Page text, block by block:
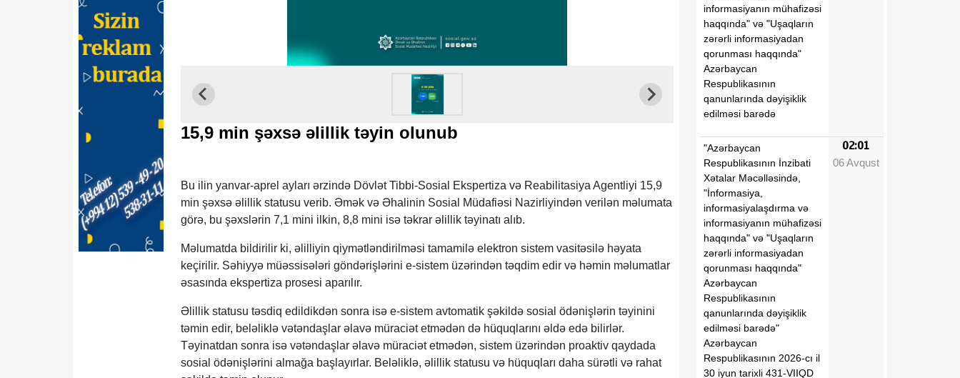
15,9 min şəxsə əlillik təyin olunub
Bu ilin yanvar-aprel ayları ərzində Dövlət Tibbi-Sosial Ekspertiza və Reabilitasiya Agentliyi 15,9
min şəxsə əlillik statusu verib. Əmək və Əhalinin Sosial Müdafiəsi Nazirliyindən verilən məlumata
görə, bu şəxslərin 7,1 mini ilkin, 8,8 mini isə təkrar əlillik təyinatı alıb.
Məlumatda bildirilir ki, əlilliyin qiymətləndirilməsi tamamilə elektron sistem vasitəsilə həyata
keçirilir. Səhiyyə müəssisələri göndərişlərini e-sistem üzərindən təqdim edir və həmin məlumatlar
əsasında ekspertiza prosesi aparılır.
Əlillik statusu təsdiq edildikdən sonra isə e-sistem avtomatik şəkildə sosial ödənişlərin təyinini
təmin edir, beləliklə vətəndaşlar əlavə müraciət etmədən də hüquqlarını əldə edə bilirlər.
Təyinatdan sonra isə vətəndaşlar əlavə müraciət etmədən, sistem üzərindən proaktiv qaydada
sosial ödənişlərini almağa başlayırlar. Beləliklə, əlillik statusu və hüquqları daha sürətli və rahat
informasiyanın mühafizəsi
haqqında" və "Uşaqların
zərərli informasiyadan
qorunması haqqında"
Azərbaycan
Respublikasının
qanunlarında dəyişiklik
edilməsi barədə
"Azərbaycan
Respublikasının İnzibati
Xətalar Məcəlləsində,
"İnformasiya,
informasiyalaşdırma və
informasiyanın mühafizəsi
haqqında" və "Uşaqların
zərərli informasiyadan
qorunması haqqında"
Azərbaycan
Respublikasının
qanunlarında dəyişiklik
edilməsi barədə"
Azərbaycan
Respublikasının 2026-cı il
30 iyun tarixli 431-VIIQD
02:01
06 Avqust